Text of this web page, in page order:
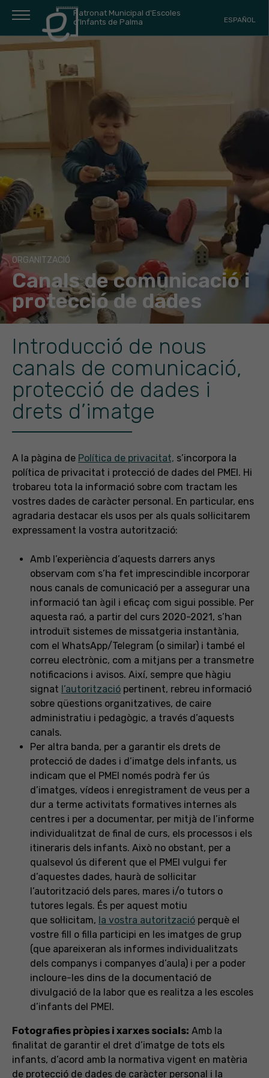
Patronat Municipal d'Escoles
d'Infants de Palma
ESPAÑOL
ORGANITZACIÓ
Canals de comunicació i
protecció de dades
Introducció de nous
canals de comunicació,
protecció de dades i
drets d’imatge
A la pàgina de Política de privacitat, s’incorpora la
política de privacitat i protecció de dades del PMEI. Hi
trobareu tota la informació sobre com tractam les
vostres dades de caràcter personal. En particular, ens
agradaria destacar els usos per als quals sol·licitarem
expressament la vostra autorització:
Amb l’experiència d’aquests darrers anys
observam com s’ha fet imprescindible incorporar
nous canals de comunicació per a assegurar una
informació tan àgil i eficaç com sigui possible. Per
aquesta raó, a partir del curs 2020-2021, s’han
introduït sistemes de missatgeria instantània,
com el WhatsApp/Telegram (o similar) i també el
correu electrònic, com a mitjans per a transmetre
notificacions i avisos. Així, sempre que hàgiu
signat l’autorització pertinent, rebreu informació
sobre qüestions organitzatives, de caire
administratiu i pedagògic, a través d’aquests
canals.
Per altra banda, per a garantir els drets de
protecció de dades i d’imatge dels infants, us
indicam que el PMEI només podrà fer ús
d’imatges, vídeos i enregistrament de veus per a
dur a terme activitats formatives internes als
centres i per a documentar, per mitjà de l’informe
individualitzat de final de curs, els processos i els
itineraris dels infants. Això no obstant, per a
qualsevol ús diferent que el PMEI vulgui fer
d’aquestes dades, haurà de sol·licitar
l’autorització dels pares, mares i/o tutors o
tutores legals. És per aquest motiu
que sol·licitam, la vostra autorització perquè el
vostre fill o filla participi en les imatges de grup
(que apareixeran als informes individualitzats
dels companys i companyes d’aula) i per a poder
incloure-les dins de la documentació de
divulgació de la labor que es realitza a les escoles
d’infants del PMEI.
Fotografies pròpies i xarxes socials: Amb la
finalitat de garantir el dret d’imatge de tots els
infants, d’acord amb la normativa vigent en matèria
de protecció de dades de caràcter personal i la